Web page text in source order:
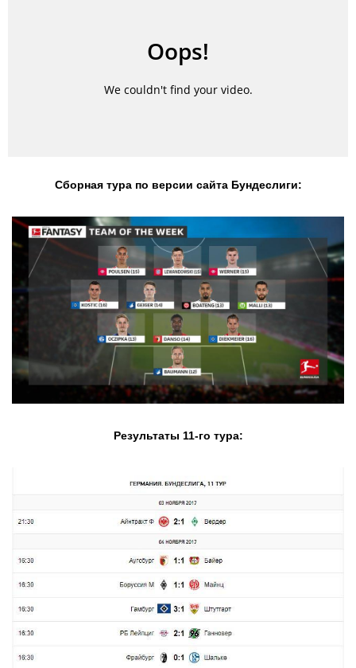
Сборная тура по версии сайта Бундеслиги:
Результаты 11-го тура: